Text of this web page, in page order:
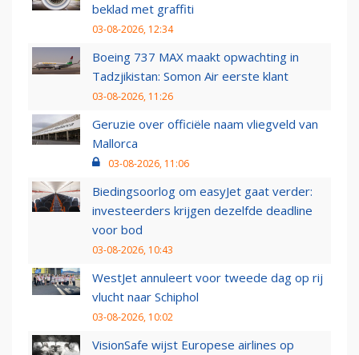
beklad met graffiti
03-08-2026, 12:34
Boeing 737 MAX maakt opwachting in
Tadzjikistan: Somon Air eerste klant
03-08-2026, 11:26
Geruzie over officiële naam vliegveld van
Mallorca
03-08-2026, 11:06
Biedingsoorlog om easyJet gaat verder:
investeerders krijgen dezelfde deadline
voor bod
03-08-2026, 10:43
WestJet annuleert voor tweede dag op rij
vlucht naar Schiphol
03-08-2026, 10:02
VisionSafe wijst Europese airlines op